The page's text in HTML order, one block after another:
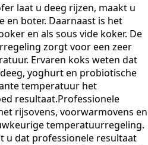
laat u deeg rijzen, maakt u
en boter. Daarnaast is het
en als sous vide koker. De
zorgt voor een zeer
Ervaren koks weten dat
yoghurt en probiotische
temperatuur het
resultaat.Professionele
rijsovens, voorwarmovens en
temperatuurregeling.
u dat professionele resultaat